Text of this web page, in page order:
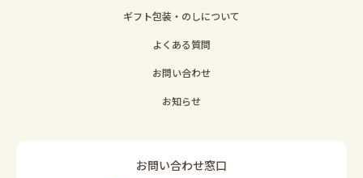
ギフト包装・のしについて
よくある質問
お問い合わせ
お知らせ
お問い合わせ窓口